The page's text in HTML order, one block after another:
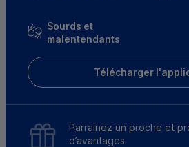
Sourds et
malentendants
Télécharger
Parrainez un proche et
d’avantages